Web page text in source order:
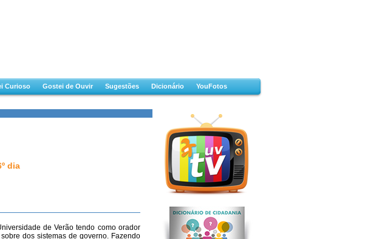
Curioso Gostei de Ouvir Sugestões Dicionário YouFotos
dia
de Verão tendo como orador
dos sistemas de governo. Fazendo